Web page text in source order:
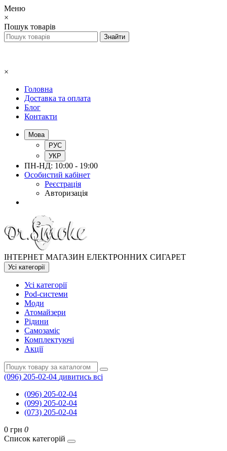
Меню
×
Пошук товарів
×
Головна
Доставка та оплата
Блог
Контакти
Мова
РУС
УКР
ПН-НД: 10:00 - 19:00
Особистий кабінет
Реєстрація
Авторизація
ІНТЕРНЕТ МАГАЗИН ЕЛЕКТРОННИХ СИГАРЕТ
Усі категорії
Усі категорії
Pod-системи
Моди
Атомайзери
Рідини
Самозаміс
Комплектуючі
Акції
(096) 205-02-04 дивитись всі
(096) 205-02-04
(099) 205-02-04
(073) 205-02-04
0 грн 0
Список категорій